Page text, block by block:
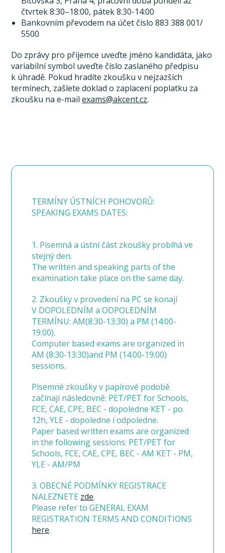
čtvrtek 8:30–18:00, pátek 8:30-14:00
Bankovním převodem na účet číslo 883 388 001/
5500
Do zprávy pro příjemce uveďte jméno kandidáta, jako
variabilní symbol uveďte číslo zaslaného předpisu
k úhradě. Pokud hradíte zkoušku v nejzazších
termínech, zašlete doklad o zaplacení poplatku za
zkoušku na e-mailexams@akcent.cz.
TERMÍNY ÚSTNÍCH POHOVORŮ:
SPEAKING EXAMS DATES:
1. Písemná a ústní část zkoušky probíhá ve
stejný den.
The written and speaking parts of the
examination take place on the same day.
2. Zkoušky v provedení na PC se konají
V DOPOLEDNÍM a ODPOLEDNÍM
TERMÍNU: AM(8:30-13:30) a PM (14:00-
19:00).
Computer based exams are organized in
AM (8:30-13:30)and PM (14:00-19:00)
sessions.
Písemné zkoušky v papírové podobě
začínají následovně: PET/PET for Schools,
FCE, CAE, CPE, BEC - dopoledne KET - po
12h, YLE - dopoledne i odpoledne.
Paper based written exams are organized
in the following sessions: PET/PET for
Schools, FCE, CAE, CPE, BEC - AM KET - PM,
YLE - AM/PM
3. OBECNÉ PODMÍNKY REGISTRACE
NALEZNETE zde.
Please refer to GENERAL EXAM
REGISTRATION TERMS AND CONDITIONS
here.